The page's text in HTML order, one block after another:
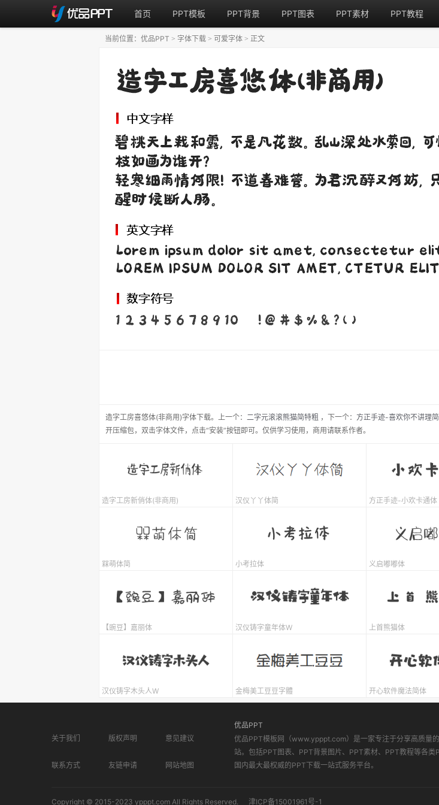
首页 PPT模板 PPT背景 PPT图表 PPT素材 PPT教程
造字工房喜悠体(非商用)字体下载。 上一个： 二字元滚滚熊猫简特粗 ， 下一个： 方正手迹-喜欢你不讲理简
开压缩包，双击字体文件，点击“安装”按钮即可。仅供学习使用，商用请联系作者。
当前位置： 优品PPT > 字体下载 > 可爱字体 > 正文
造字工房新俏体(非商用) 汉仪丫丫体简 方正手迹-小欢卡通体
槑萌体简 小考拉体 义启嘟嘟体
【豌豆】嘉丽体 汉仪铸字童年体W 上首熊猫体
汉仪铸字木头人W 金梅美工豆豆字體 开心软件魔法简体
关于我们 版权声明 意见建议
联系方式 友链申请 网站地图
优品PPT
优品PPT模板网（www.ypppt.com）是一家专注于分享高质量
站。包括PPT图表、PPT背景图片、PPT素材、PPT教程等各类
国内最大最权威的PPT下载一站式服务平台。
Copyright © 2015-2023 ypppt.com All Rights Reserved. 津ICP备15001961号-1